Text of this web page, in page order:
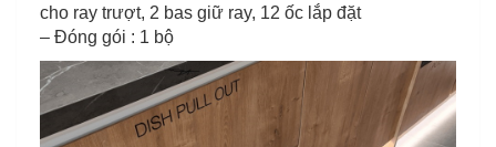
cho ray trượt, 2 bas giữ ray, 12 ốc lắp đặt
– Đóng gói : 1 bộ